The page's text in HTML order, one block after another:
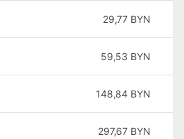
29,77 BYN
59,53 BYN
148,84 BYN
297,67 BYN